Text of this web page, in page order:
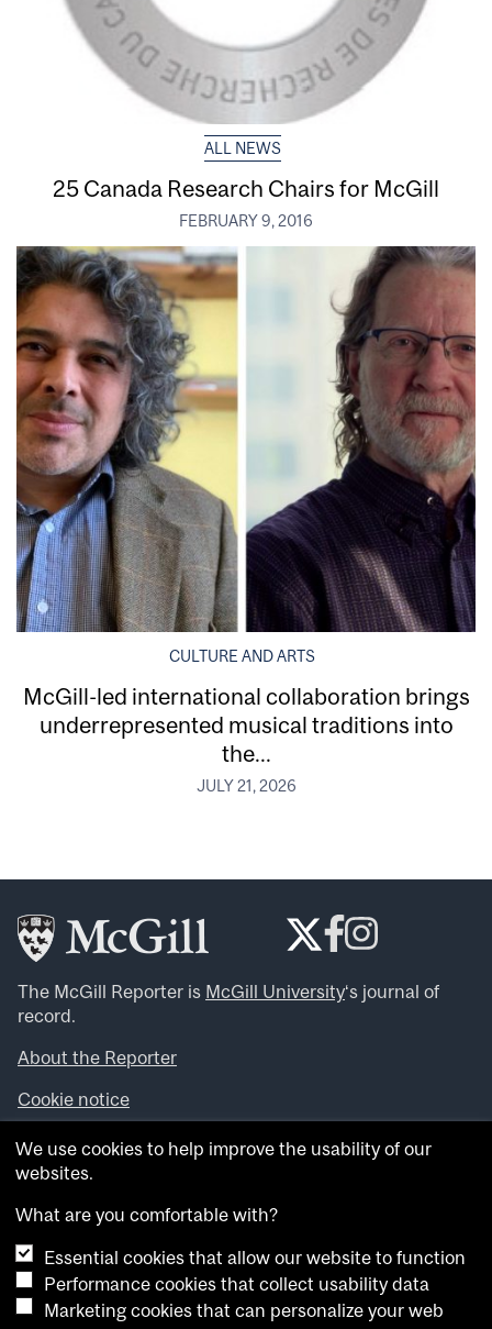
ALL NEWS
25 Canada Research Chairs for McGill
FEBRUARY 9, 2016
CULTURE AND ARTS
McGill-led international collaboration brings
underrepresented musical traditions into
the...
JULY 21, 2026
The McGill Reporter is McGill University‘s journal of
record.
About the Reporter
Cookie notice
Looking for more news, videos and expert opinions? Try
theMcGill Newsroom .
archives.
Want to contribute an item to what’snew@mcgill?
Submit your item through our online form
Have an idea for a Reporter article? Email us at
We use cookies to help improve the usability of our
websites.
What are you comfortable with?
Essential cookies that allow our website to function
Performance cookies that collect usability data
Marketing cookies that can personalize your web